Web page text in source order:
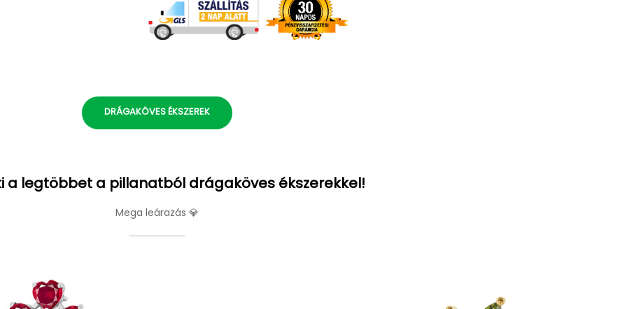
DRÁGAKÖVES ÉKSZEREK
a legtöbbet a pillanatból drágaköves ékszerekkel!
Mega leárazás 💎